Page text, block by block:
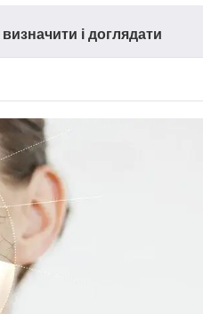
і доглядати